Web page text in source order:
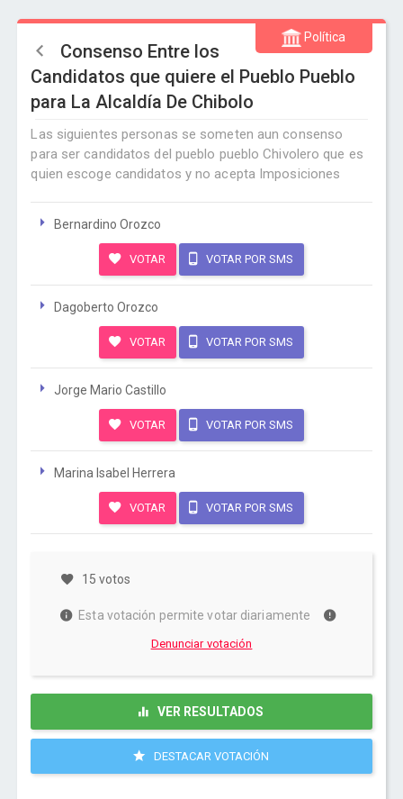
Política
Consenso Entre los
Candidatos que quiere el Pueblo Pueblo
para La Alcaldía De Chibolo
Las siguientes personas se someten aun consenso
para ser candidatos del pueblo pueblo Chivolero que es
quien escoge candidatos y no acepta Imposiciones
Bernardino Orozco
VOTAR VOTAR POR SMS
Dagoberto Orozco
VOTAR VOTAR POR SMS
Jorge Mario Castillo
VOTAR VOTAR POR SMS
Marina Isabel Herrera
VOTAR VOTAR POR SMS
15 votos
Esta votación permite votar diariamente
Denunciar votación
VER RESULTADOS
DESTACAR VOTACIÓN